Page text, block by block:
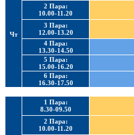
Чт
2 Пара:
10.00-11.20
3 Пара:
12.00-13.20
4 Пара:
13.30-14.50
5 Пара:
15.00-16.20
6 Пара:
16.30-17.50
1 Пара:
8.30-09.50
2 Пара:
10.00-11.20